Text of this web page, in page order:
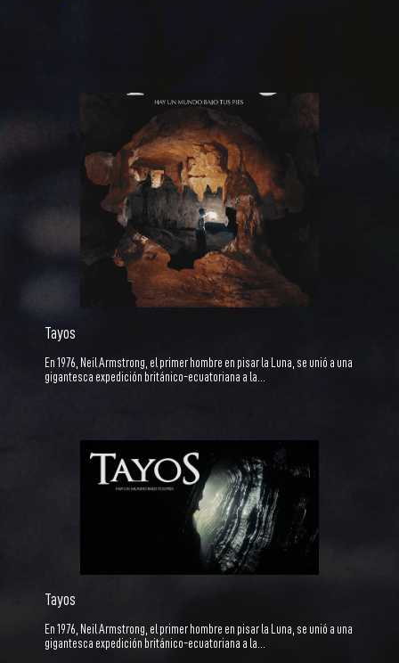
Tayos
En 1976, Neil Armstrong, el primer hombre en pisar la Luna, se unió a una
gigantesca expedición británico-ecuatoriana a la…
Tayos
En 1976, Neil Armstrong, el primer hombre en pisar la Luna, se unió a una
gigantesca expedición británico-ecuatoriana a la…